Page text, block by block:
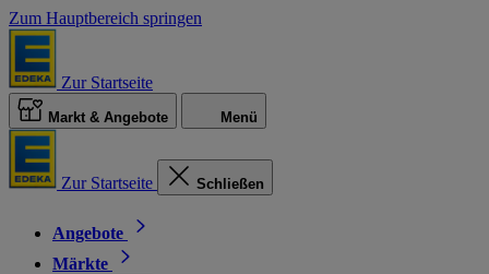
Zum Hauptbereich springen
Zur Startseite
Markt & Angebote Menü
Zur Startseite Schließen
Angebote
Märkte